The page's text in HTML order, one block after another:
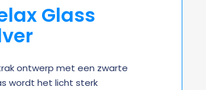
Glass
ontwerp met een zwarte
wordt het licht sterk